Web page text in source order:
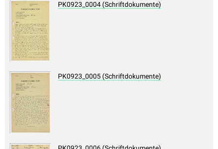
PK0923_0004 (Schriftdokumente)
PK0923_0005 (Schriftdokumente)